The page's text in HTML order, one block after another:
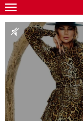
Skip
to
main
content
Gwiazdy
Ludzie
Moda
Uroda
Styl życia